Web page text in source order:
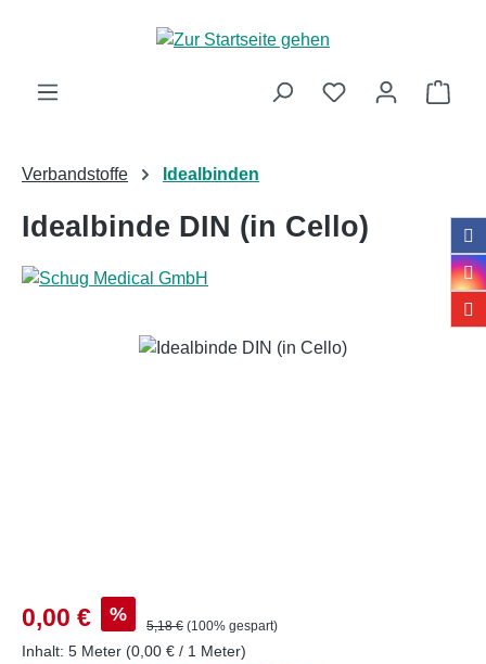
Zum Hauptinhalt springen
Verbandstoffe Idealbinden
Idealbinde DIN (in Cello)
Bildergalerie überspringen
Verkaufspreis:
0,00 € % Regulärer Preis:
5,18 € (100% gespart)
Inhalt: 5 Meter (0,00 € / 1 Meter)